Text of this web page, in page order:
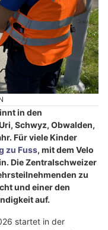
in den
Schwyz, Obwalden,
Für viele Kinder
zu Fuss, mit dem Velo
Die Zentralschweizer
zu
und einer den
auf.
startet in der